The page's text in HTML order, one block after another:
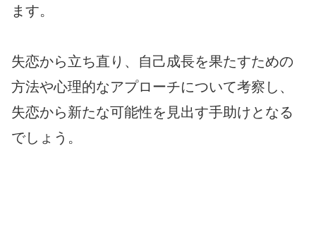
ます。
失恋から立ち直り、自己成長を果たすための
方法や心理的なアプローチについて考察し、
失恋から新たな可能性を見出す手助けとなる
でしょう。